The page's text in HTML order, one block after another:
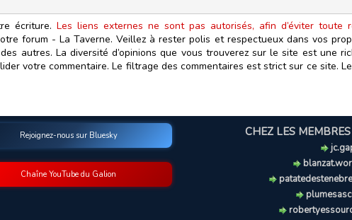
écriture.Les liens externes ne sont pas autorisés, afin d’éviter toute
forum - La Taverne. Veillez à rester polis et respectueux dans vos
autres. La diversité d’opinions que vous trouverez sur le site est une
votre commentaire. Le filtrage des commentaires est strict sur ce site.
Rejoignez-nous sur Bluesky
Chaîne YouTube du Galion
CHEZ LES